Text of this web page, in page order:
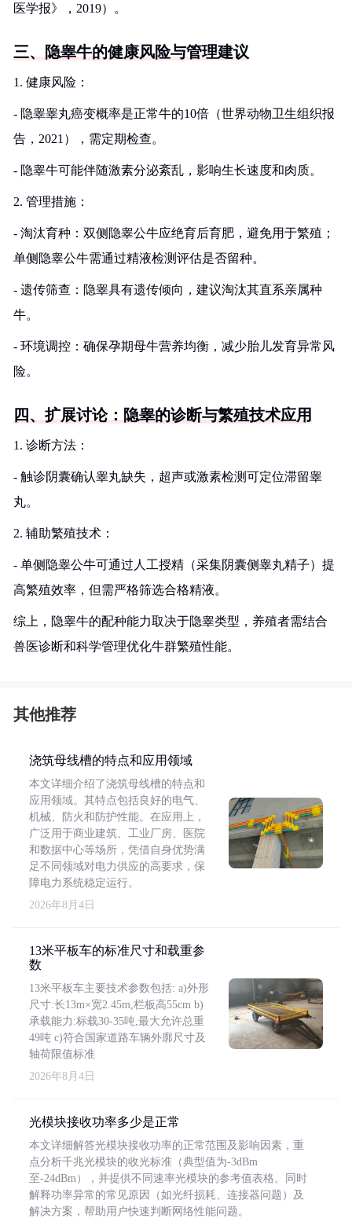
医学报》，2019）。
三、隐睾牛的健康风险与管理建议
1. 健康风险：
- 隐睾睾丸癌变概率是正常牛的10倍（世界动物卫生组织报
告，2021），需定期检查。
- 隐睾牛可能伴随激素分泌紊乱，影响生长速度和肉质。
2. 管理措施：
- 淘汰育种：双侧隐睾公牛应绝育后育肥，避免用于繁殖；
单侧隐睾公牛需通过精液检测评估是否留种。
- 遗传筛查：隐睾具有遗传倾向，建议淘汰其直系亲属种
牛。
- 环境调控：确保孕期母牛营养均衡，减少胎儿发育异常风
险。
四、扩展讨论：隐睾的诊断与繁殖技术应用
1. 诊断方法：
- 触诊阴囊确认睾丸缺失，超声或激素检测可定位滞留睾
丸。
2. 辅助繁殖技术：
- 单侧隐睾公牛可通过人工授精（采集阴囊侧睾丸精子）提
高繁殖效率，但需严格筛选合格精液。
综上，隐睾牛的配种能力取决于隐睾类型，养殖者需结合
兽医诊断和科学管理优化牛群繁殖性能。
其他推荐
浇筑母线槽的特点和应用领域
本文详细介绍了浇筑母线槽的特点和
应用领域。其特点包括良好的电气、
机械、防火和防护性能。在应用上，
广泛用于商业建筑、工业厂房、医院
和数据中心等场所，凭借自身优势满
足不同领域对电力供应的高要求，保
障电力系统稳定运行。
2026年8月4日
13米平板车的标准尺寸和载重参
数
13米平板车主要技术参数包括: a)外形
尺寸:长13m×宽2.45m,栏板高55cm b)
承载能力:标载30-35吨,最大允许总重
49吨 c)符合国家道路车辆外廓尺寸及
轴荷限值标准
2026年8月4日
光模块接收功率多少是正常
本文详细解答光模块接收功率的正常范围及影响因素，重
点分析千兆光模块的收光标准（典型值为-3dBm
至-24dBm），并提供不同速率光模块的参考值表格。同时
解释功率异常的常见原因（如光纤损耗、连接器问题）及
解决方案，帮助用户快速判断网络性能问题。